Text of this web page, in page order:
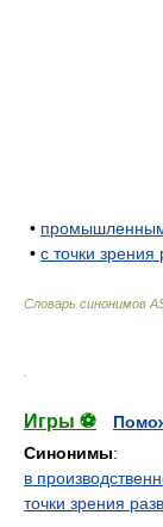
•
• с точки
Словарь синонимов
Игры ⚽
Синонимы:
в
точки зрения